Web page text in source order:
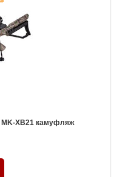
MK-XB21 камуфляж